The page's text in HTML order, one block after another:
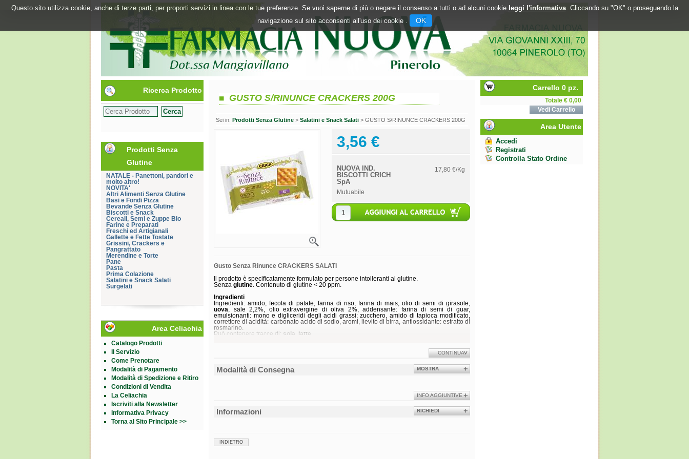
Questo sito utilizza cookie, anche di terze parti, per proporti servizi in linea con le tue preferenze. Se vuoi saperne di più o negare il consenso a tutti o ad alcuni cookie leggi l'informativa. Cliccando su "OK" o proseguendo la
navigazione sul sito acconsenti all'uso dei cookie .
OK
Ricerca Prodotto
Prodotti Senza
Glutine
NATALE - Panettoni, pandori e
molto altro!
NOVITA'
Altri Alimenti Senza Glutine
Basi e Fondi Pizza
Bevande Senza Glutine
Biscotti e Snack
Cereali, Semi e Zuppe Bio
Farine e Preparati
Freschi ed Artigianali
Gallette e Fette Tostate
Grissini, Crackers e
Pangrattato
Merendine e Torte
Pane
Pasta
Prima Colazione
Salatini e Snack Salati
Surgelati
Area Celiachia
Catalogo Prodotti
Il Servizio
Come Prenotare
Modalità di Pagamento
Modalità di Spedizione e Ritiro
Condizioni di Vendita
La Celiachia
Iscriviti alla Newsletter
Informativa Privacy
Torna al Sito Principale >>
GUSTO S/RINUNCE CRACKERS 200G
Sei in: Prodotti Senza Glutine > Salatini e Snack Salati > GUSTO S/RINUNCE CRACKERS 200G
3,56 €
NUOVA IND.
BISCOTTI CRICH
SpA
17,80 €/Kg
Mutuabile
Gusto Senza Rinunce CRACKERS SALATI
Il prodotto è specificatamente formulato per persone intolleranti al glutine.
Senzaglutine. Contenuto di glutine < 20 ppm.
Ingredienti
Ingredienti: amido, fecola di patate, farina di riso, farina di mais, olio di semi di girasole,
uova, sale 2,2%, olio extravergine di oliva 2%, addensante: farina di semi di guar,
emulsionanti: mono e digliceridi degli acidi grassi; zucchero, amido di tapioca modificato,
correttore di acidità: carbonato acido di sodio, aromi, lievito di birra, antiossidante: estratto di
rosmarino.
Può contenere tracce di: soia
latte
di cui saturi
Conservazione
Formato
Busta da 200 g. Contiene 6 monoporzioni.
CONTINUA
Modalità di Consegna MOSTRA
INFO AGGIUNTIVE
Informazioni RICHIEDI
INDIETRO
Carrello 0 pz.
Totale € 0,00
Vedi Carrello
Area Utente
Accedi
Registrati
Controlla Stato Ordine